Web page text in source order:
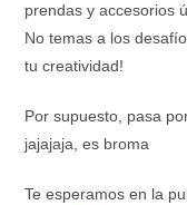
prendas y accesorios
No temas a los
tu creatividad!
Por supuesto, pasa
jajajaja, es broma
Te esperamos en la